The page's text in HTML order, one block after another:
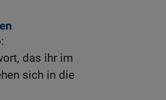
das ihr im
sich in die